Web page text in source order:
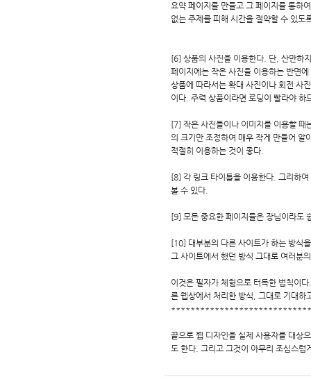
요약 페이지를 만들고 그 페이지를 통하
없는 주제를 피해 시간을 절약할 수 있도
[6] 상품의 사진을 이용한다. 단, 산만하
페이지에는 작은 사진을 이용하는 반면
상품에 따라서는 확대 사진이나 회전 사
이다. 주력 상품이라면 로딩이 빨라야
[7] 작은 사진들이나 이미지를 이용할 때
의 크기만 조정하여 매우 작게 만들어 알
적절히 이용하는 것이 좋다.
[8] 각 링크 타이틀을 이용한다. 그리하
볼 수 있다.
[9] 모든 중요한 페이지들은 장님이라도
[10] 대부분의 다른 사이트가 하는 방식
그 사이트에서 했던 방식 그대로 여러분
이것은 필자가 체험으로 터득한 법칙이
른 웹상에서 처리한 방식, 그대로 기대하
끝으로 웹 디자인을 실제 사용자를 대상
도 한다. 그리고 그것이 아무리 조심스럽